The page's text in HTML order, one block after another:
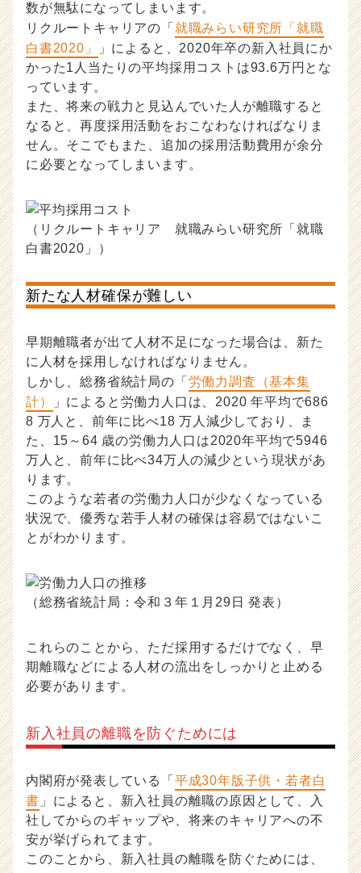
数が無駄になってしまいます。
リクルートキャリアの「 就職みらい研究所「就職
白書2020」
」によると、2020年卒の新入社員にか
かった1人当たりの平均採用コストは93.6万円とな
っています。
また、将来の戦力と見込んでいた人が離職すると
なると、再度採用活動をおこなわなければなりま
せん。そこでもまた、追加の採用活動費用が余分
に必要となってしまいます。
（リクルートキャリア 就職みらい研究所「就職
白書2020」）
新たな人材確保が難しい
早期離職者が出て人材不足になった場合は、新た
に人材を採用しなければなりません。
しかし、総務省統計局の「 労働力調査（基本集
計）
」によると労働力人口は、2020 年平均で686
8 万人と、前年に比べ18 万人減少しており、ま
た、15～64 歳の労働力人口は2020年平均で5946
万人と、前年に比べ34万人の減少という現状があ
ります。
このような若者の労働力人口が少なくなっている
状況で、優秀な若手人材の確保は容易ではないこ
とがわかります。
（総務省統計局：令和３年１月29日 発表）
これらのことから、ただ採用するだけでなく、早
期離職などによる人材の流出をしっかりと止める
必要があります。
新入社員の離職を防ぐためには
内閣府が発表している「 平成30年版子供・若者白
書 」によると、新入社員の離職の原因として、入
社してからのギャップや、将来のキャリアへの不
安が挙げられてます。
このことから、新入社員の離職を防ぐためには、